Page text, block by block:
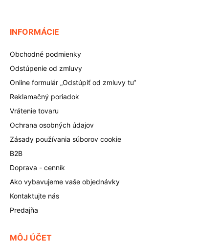
INFORMÁCIE
Obchodné podmienky
Odstúpenie od zmluvy
Online formulár „Odstúpiť od zmluvy tu“
Reklamačný poriadok
Vrátenie tovaru
Ochrana osobných údajov
Zásady používania súborov cookie
B2B
Doprava - cenník
Ako vybavujeme vaše objednávky
Kontaktujte nás
Predajňa
MÔJ ÚČET